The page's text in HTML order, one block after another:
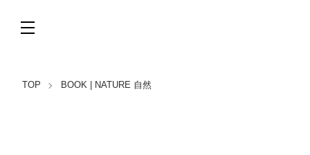
TOP BOOK | NATURE 自然